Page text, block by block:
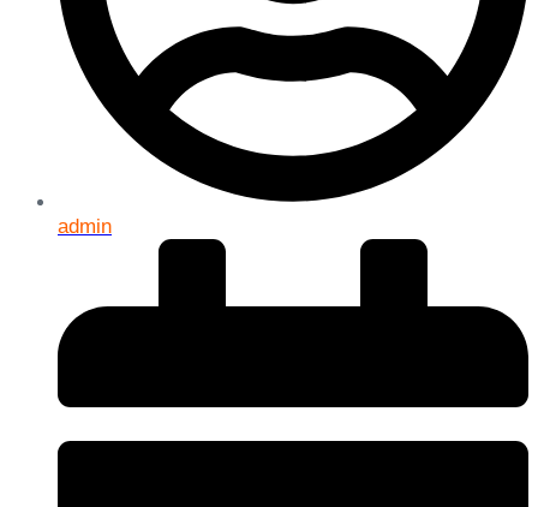
admin